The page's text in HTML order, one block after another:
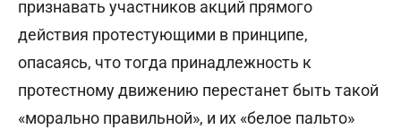
признавать участников акций прямого
действия протестующими в принципе,
опасаясь, что тогда принадлежность к
протестному движению перестанет быть такой
«морально правильной», и их «белое пальто»